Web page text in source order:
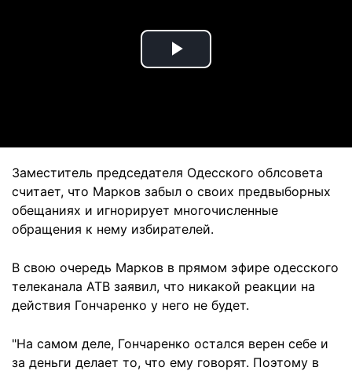
Play
Заместитель председателя Одесского облсовета
считает, что Марков забыл о своих предвыборных
обещаниях и игнорирует многочисленные
обращения к нему избирателей.
В свою очередь Марков в прямом эфире одесского
телеканала АТВ заявил, что никакой реакции на
действия Гончаренко у него не будет.
"На самом деле, Гончаренко остался верен себе и
за деньги делает то, что ему говорят. Поэтому в